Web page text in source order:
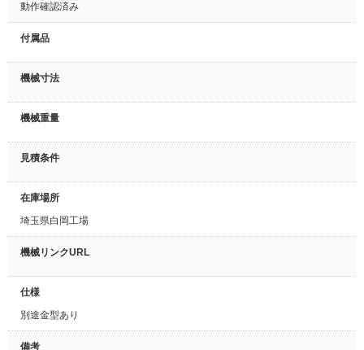
動作確認済み
付属品
機械寸法
機械重量
見積条件
在庫場所
埼玉県白岡工場
機械リンクURL
仕様
別途金型あり
備考